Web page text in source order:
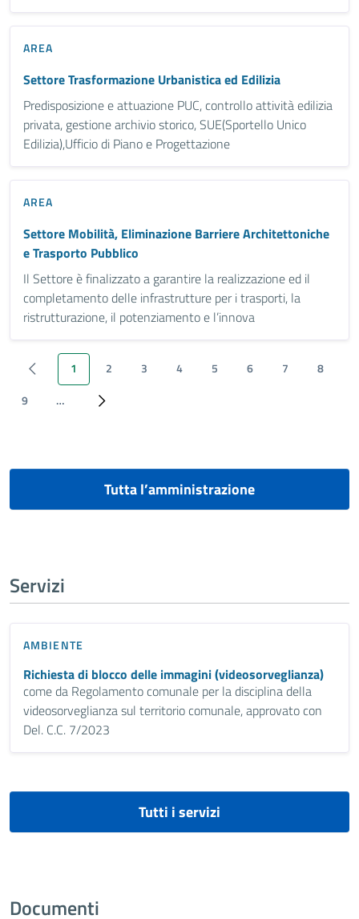
AREA
Settore Trasformazione Urbanistica ed Edilizia
Predisposizione e attuazione PUC, controllo attività edilizia
privata, gestione archivio storico, SUE(Sportello Unico
Edilizia),Ufficio di Piano e Progettazione
AREA
Settore Mobilità, Eliminazione Barriere Architettoniche
e Trasporto Pubblico
Il Settore è finalizzato a garantire la realizzazione ed il
completamento delle infrastrutture per i trasporti, la
ristrutturazione, il potenziamento e l’innova
‹ PreviousPagina attuale
1 Page
2 Page
3 Page
4 Page
5 Page
6 Page
7 Page
8
Page
9 … Next ›
Tutta l’amministrazione
Servizi
AMBIENTE
Richiesta di blocco delle immagini (videosorveglianza)
come da Regolamento comunale per la disciplina della
videosorveglianza sul territorio comunale, approvato con
Del. C.C. 7/2023
Tutti i servizi
Documenti